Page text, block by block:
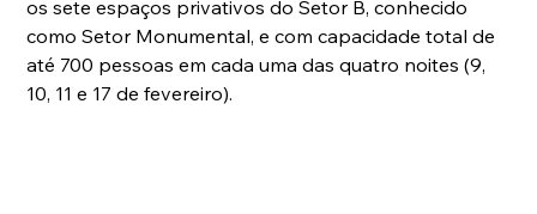
os sete espaços privativos do Setor B, conhecido
como Setor Monumental, e com capacidade total de
até 700 pessoas em cada uma das quatro noites (9,
10, 11 e 17 de fevereiro).